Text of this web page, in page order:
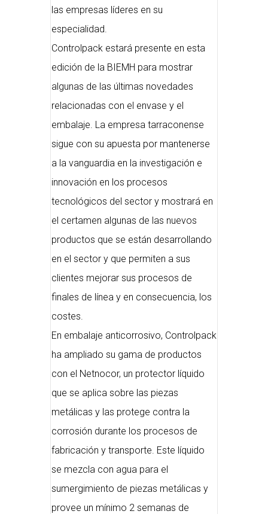
las empresas líderes en su
especialidad.
Controlpack estará presente en esta
edición de la BIEMH para mostrar
algunas de las últimas novedades
relacionadas con el envase y el
embalaje. La empresa tarraconense
sigue con su apuesta por mantenerse
a la vanguardia en la investigación e
innovación en los procesos
tecnológicos del sector y mostrará en
el certamen algunas de las nuevos
productos que se están desarrollando
en el sector y que permiten a sus
clientes mejorar sus procesos de
finales de línea y en consecuencia, los
costes.
En embalaje anticorrosivo, Controlpack
ha ampliado su gama de productos
con el Netnocor, un protector líquido
que se aplica sobre las piezas
metálicas y las protege contra la
corrosión durante los procesos de
fabricación y transporte. Este líquido
se mezcla con agua para el
sumergimiento de piezas metálicas y
provee un mínimo 2 semanas de